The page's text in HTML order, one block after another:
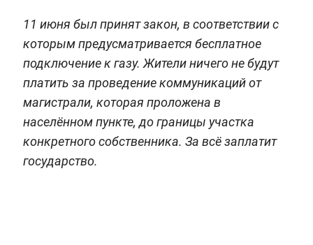
11 июня был принят закон, в соответствии с
которым предусматривается бесплатное
подключение к газу. Жители ничего не будут
платить за проведение коммуникаций от
магистрали, которая проложена в
населённом пункте, до границы участка
конкретного собственника. За всё заплатит
государство.